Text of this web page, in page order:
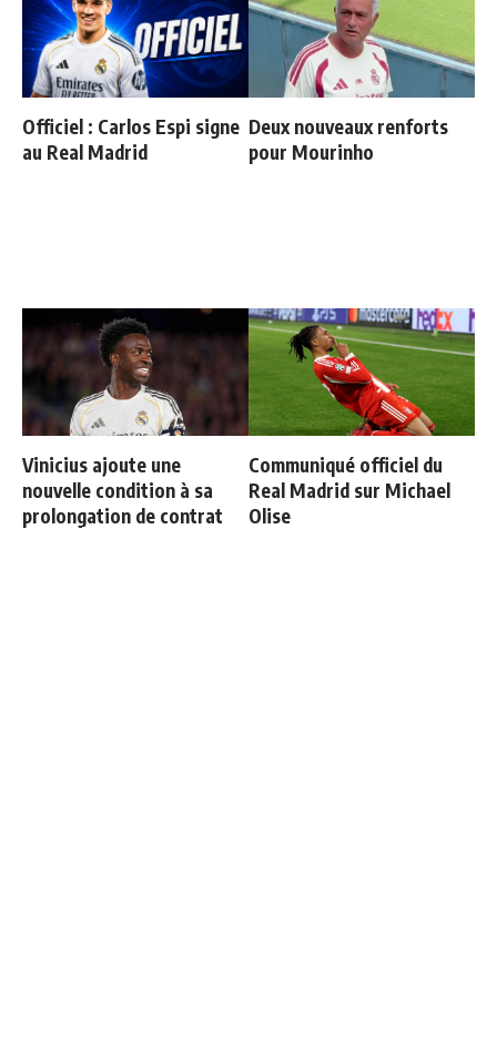
Officiel : Carlos Espi signe
au Real Madrid
Deux nouveaux renforts
pour Mourinho
Vinicius ajoute une
nouvelle condition à sa
prolongation de contrat
Communiqué officiel du
Real Madrid sur Michael
Olise